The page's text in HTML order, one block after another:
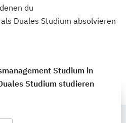
du
Duales Studium absolvieren
Studium in
Studium studieren